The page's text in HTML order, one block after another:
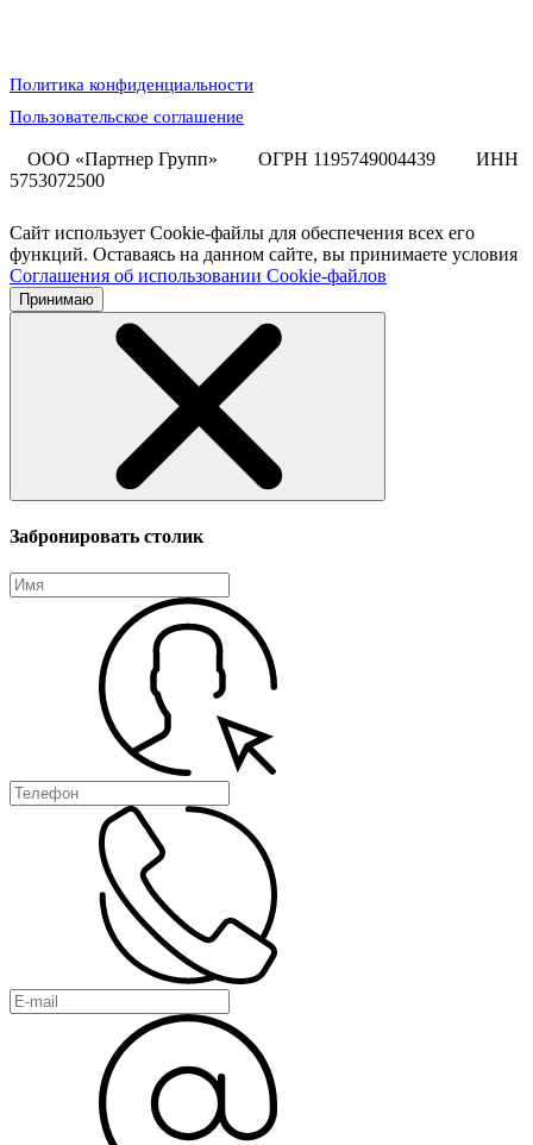
Политика конфиденциальности
Пользовательское соглашение
ООО «Партнер Групп» ОГРН 1195749004439
ИНН
5753072500
Сайт использует Cookie-файлы для обеспечения всех его
функций. Оставаясь на данном сайте, вы принимаете условия
Соглашения об использовании Cookie-файлов
Принимаю
Забронировать столик